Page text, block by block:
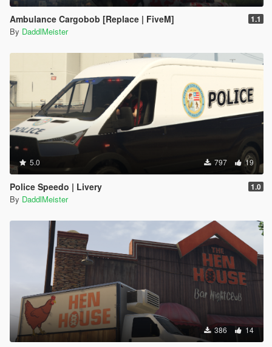
Ambulance Cargobob [Replace | FiveM] 1.1
By DaddlMeister
5.0 797 19
Police Speedo | Livery 1.0
By DaddlMeister
386 14